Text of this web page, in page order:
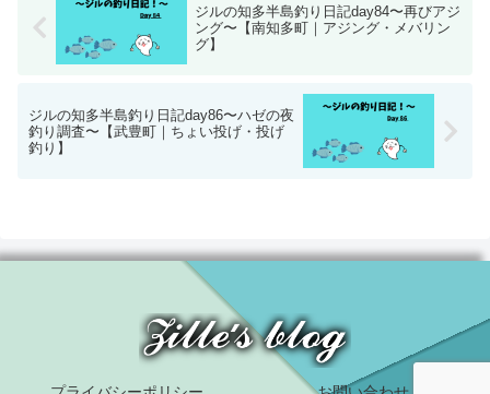
ジルの知多半島釣り日記day84〜再びアジ
ング〜【南知多町｜アジング・メバリン
グ】
ジルの知多半島釣り日記day86〜ハゼの夜
釣り調査〜【武豊町｜ちょい投げ・投げ
釣り】